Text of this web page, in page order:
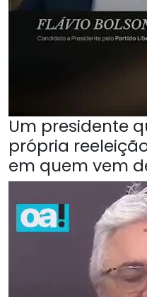
Um presidente
própria
em quem vem